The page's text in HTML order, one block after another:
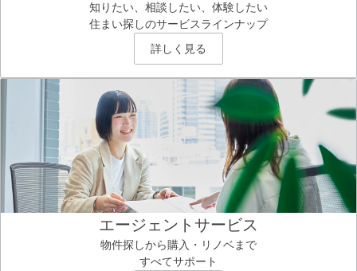
知りたい、相談したい、体験したい
住まい探しのサービスラインナップ
詳しく見る
エージェントサービス
物件探しから購入・リノベまで
すべてサポート